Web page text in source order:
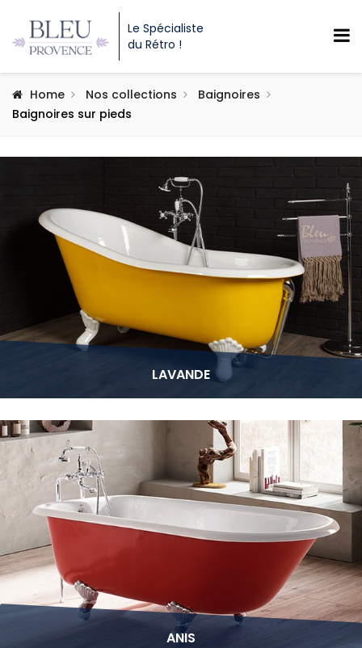
Le Spécialiste
du Rétro !
Home Nos collections
Baignoires
Baignoires sur pieds
LAVANDE
ANIS